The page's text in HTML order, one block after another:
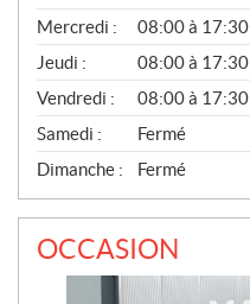
É
R
A
L
Mercredi :
08:00 à 17:30
Jeudi :
08:00 à 17:30
Vendredi :
08:00 à 17:30
Samedi :
Fermé
Dimanche :
Fermé
OCCASION